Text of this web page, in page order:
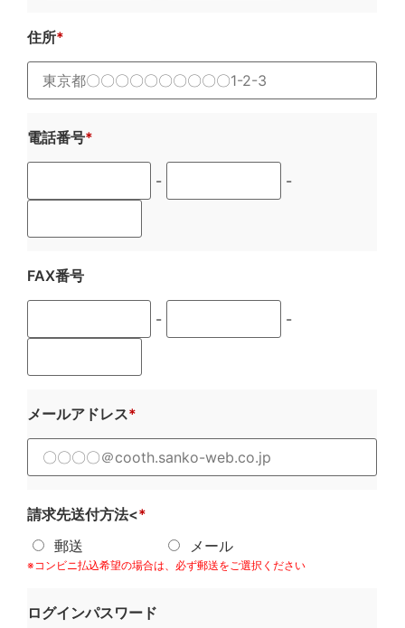
住所
電話番号
- -
FAX番号
- -
メールアドレス
請求先送付方法<
郵送
メール
※コンビニ払込希望の場合は、必ず郵送をご選択ください
ログインパスワード